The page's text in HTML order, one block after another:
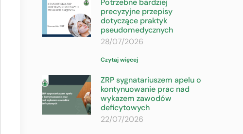
Potrzebne bardziej
precyzyjne przepisy
dotyczące praktyk
pseudomedycznych
28/07/2026
Czytaj więcej
ZRP sygnatariuszem apelu o
kontynuowanie prac nad
wykazem zawodów
deficytowych
22/07/2026